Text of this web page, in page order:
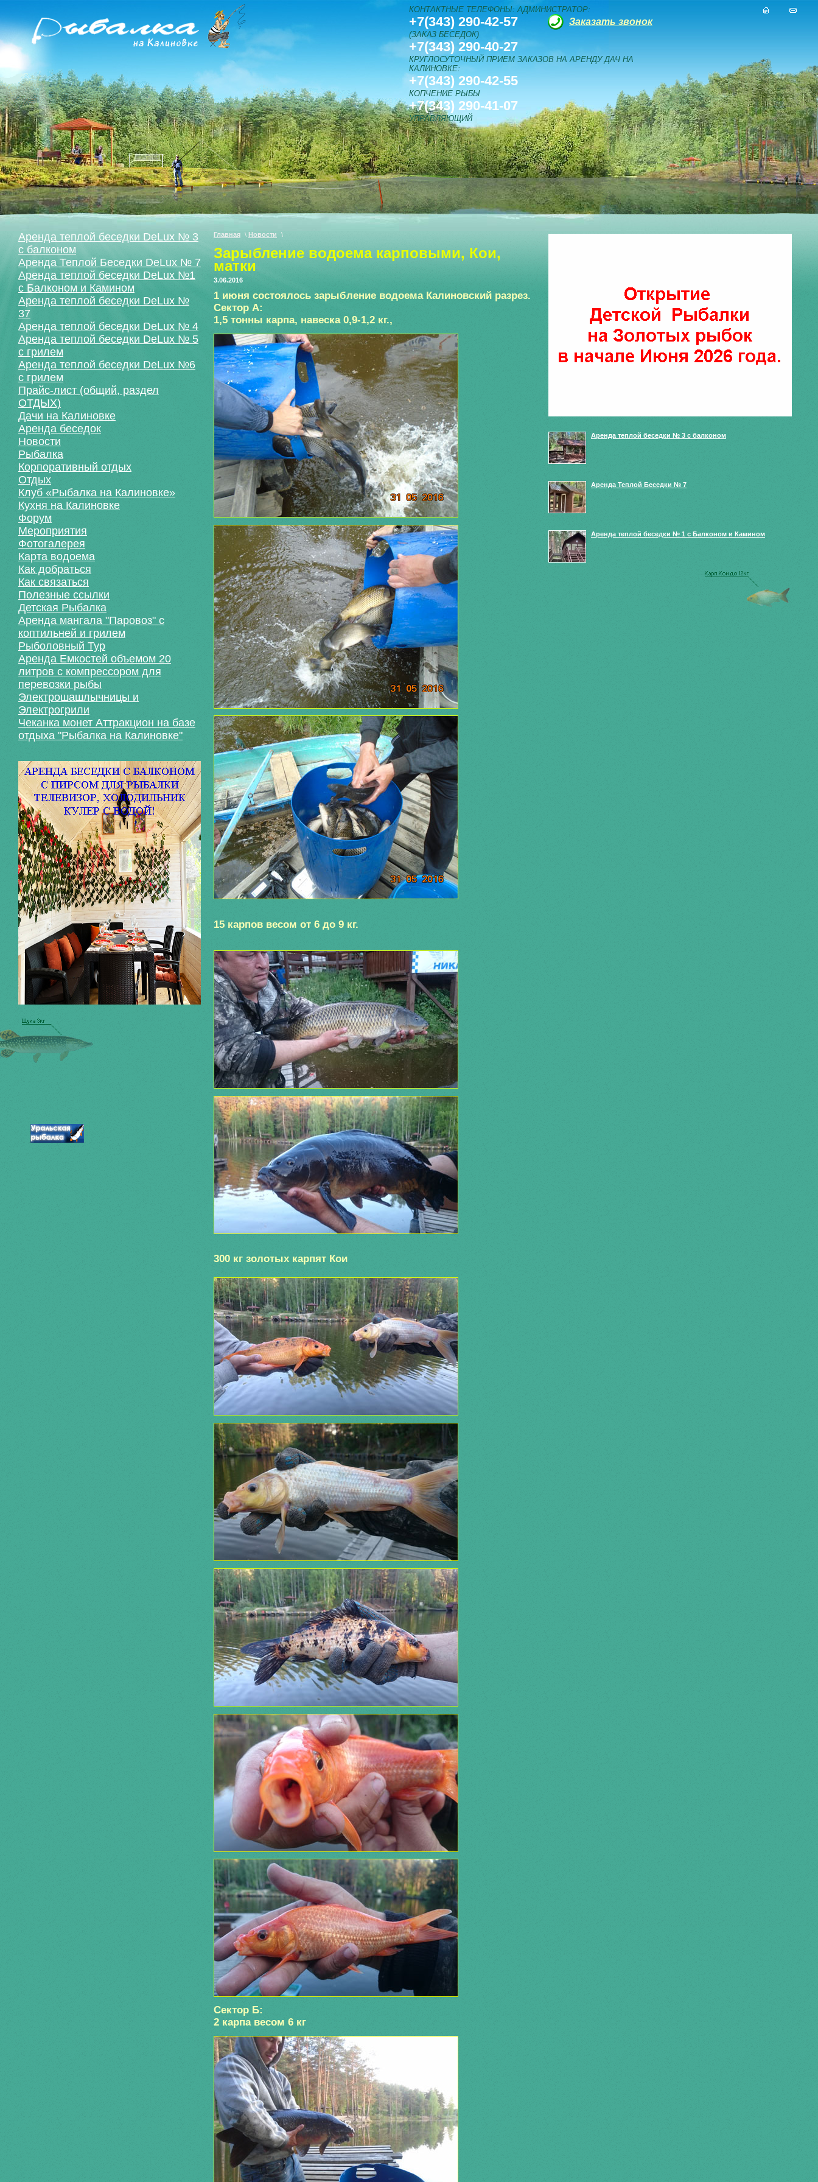
КОНТАКТНЫЕ ТЕЛЕФОНЫ: АДМИНИСТРАТОР:
+7(343) 290-42-57
(ЗАКАЗ БЕСЕДОК)
+7(343) 290-40-27
КРУГЛОСУТОЧНЫЙ ПРИЕМ ЗАКАЗОВ НА АРЕНДУ ДАЧ НА
КАЛИНОВКЕ:
+7(343) 290-42-55
КОПЧЕНИЕ РЫБЫ
+7(343) 290-41-07
УПРАВЛЯЮЩИЙ
Заказать звонок
Аренда теплой беседки DeLux № 3
с балконом
Аренда Теплой Беседки DeLux № 7
Аренда теплой беседки DeLux №1
с Балконом и Камином
Аренда теплой беседки DeLux №
37
Аренда теплой беседки DeLux № 4
Аренда теплой беседки DeLux № 5
с грилем
Аренда теплой беседки DeLux №6
с грилем
Прайс-лист (общий, раздел
ОТДЫХ)
Дачи на Калиновке
Аренда беседок
Новости
Рыбалка
Корпоративный отдых
Отдых
Клуб «Рыбалка на Калиновке»
Кухня на Калиновке
Форум
Мероприятия
Фотогалерея
Карта водоема
Как добраться
Как связаться
Полезные ссылки
Детская Рыбалка
Аренда мангала "Паровоз" с
коптильней и грилем
Рыболовный Тур
Аренда Емкостей объемом 20
литров с компрессором для
перевозки рыбы
Электрошашлычницы и
Электрогрили
Чеканка монет Аттракцион на базе
отдыха "Рыбалка на Калиновке"
Главная \ Новости \
Зарыбление водоема карповыми, Кои,
матки
3.06.2016
1 июня состоялось зарыбление водоема Калиновский разрез.
Сектор А:
1,5 тонны карпа, навеска 0,9-1,2 кг.,
15 карпов весом от 6 до 9 кг.
300 кг золотых карпят Кои
Сектор Б:
2 карпа весом 6 кг
Аренда теплой беседки № 3 с балконом
Аренда Теплой Беседки № 7
Аренда теплой беседки № 1 с Балконом и Камином